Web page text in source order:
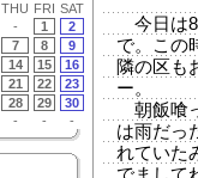
THU FRI SAT
- 1
2
7 8
9
14 15
16
21 22
23
28 29
30
- - -
今日は8
で。この
隣の区も
ー。
朝飯喰
は雨だっ
れていた